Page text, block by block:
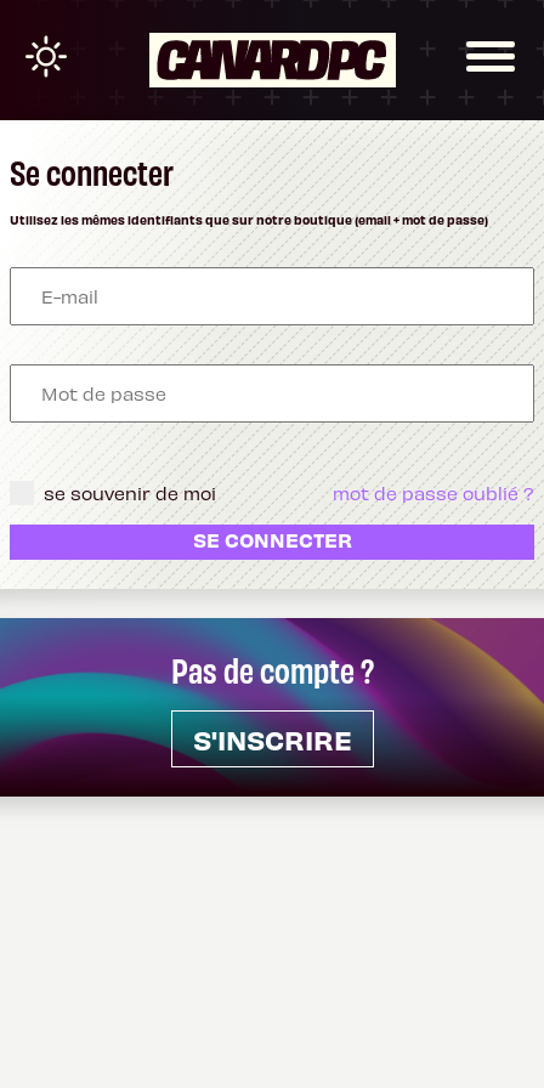
Pas de compte ?
S'INSCRIRE
Se connecter
Utilisez les mêmes identifiants que sur notre boutique (email + mot de passe)
se souvenir de moi mot de passe oublié ?
SE CONNECTER